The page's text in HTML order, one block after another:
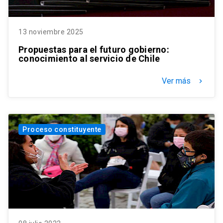
13 noviembre 2025
Propuestas para el futuro gobierno:
conocimiento al servicio de Chile
Ver más keyboard_arrow_right
Proceso constituyente